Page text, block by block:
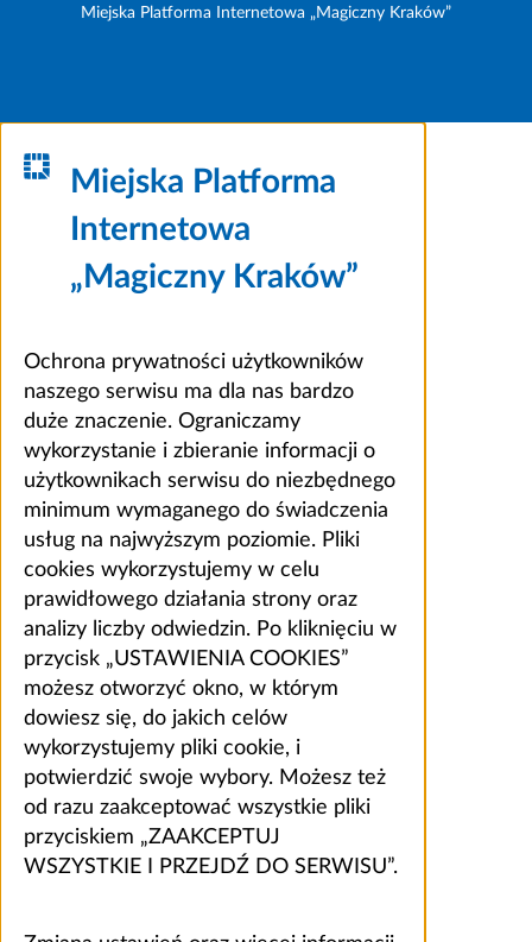
Miejska Platforma Internetowa „Magiczny Kraków”
Miejska Platforma
Internetowa
„Magiczny Kraków”
Ochrona prywatności użytkowników
naszego serwisu ma dla nas bardzo
duże znaczenie. Ograniczamy
wykorzystanie i zbieranie informacji o
użytkownikach serwisu do niezbędnego
minimum wymaganego do świadczenia
usług na najwyższym poziomie. Pliki
cookies wykorzystujemy w celu
prawidłowego działania strony oraz
analizy liczby odwiedzin. Po kliknięciu w
przycisk „USTAWIENIA COOKIES”
możesz otworzyć okno, w którym
dowiesz się, do jakich celów
wykorzystujemy pliki cookie, i
potwierdzić swoje wybory. Możesz też
od razu zaakceptować wszystkie pliki
przyciskiem „ZAAKCEPTUJ
WSZYSTKIE I PRZEJDŹ DO SERWISU”.